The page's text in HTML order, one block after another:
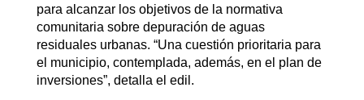
para alcanzar los objetivos de la normativa
comunitaria sobre depuración de aguas
residuales urbanas. “Una cuestión prioritaria para
el municipio, contemplada, además, en el plan de
inversiones”, detalla el edil.